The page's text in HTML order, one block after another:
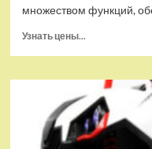
множеством функций,
Узнать цены...
Детский
RiverToys
K999PX
белый